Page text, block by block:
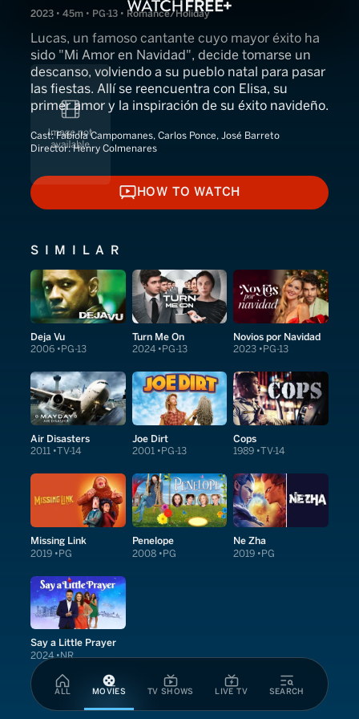
ALL MOVIES TV SHOWS LIVE TV SEARCH
2023 • 45m • PG-13 • Romance/Holiday
Lucas, un famoso cantante cuyo mayor éxito ha
sido "Mi Amor en Navidad", decide tomarse un
descanso, volviendo a su pueblo natal para pasar
las fiestas. Allí se reencuentra con Elisa, su
primer amor y la inspiración de su éxito navideño.
Cast:Fabiola Campomanes, Carlos Ponce, José Barreto
Director:Henry Colmenares
HOW TO WATCH
HOW TO WATCH
SIMILAR
Deja Vu
2006 PG-13
Turn Me On
2024 PG-13
Novios por Navidad
2023 PG-13
Air Disasters
2011 TV-14
Joe Dirt
2001 PG-13
Cops
1989 TV-14
Missing Link
2019 PG
Penelope
2008 PG
Ne Zha
2019 PG
Say a Little Prayer
2024 NR